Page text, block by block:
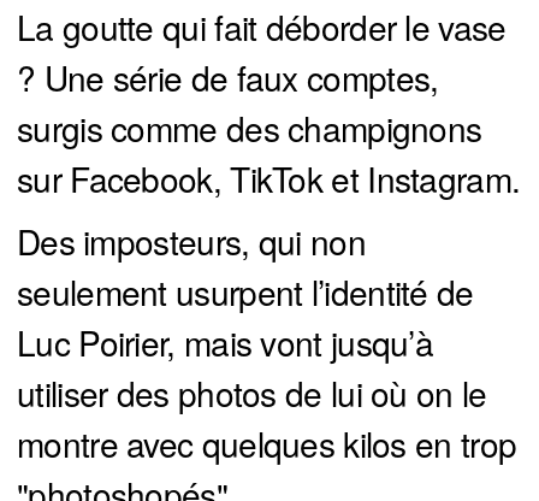
La goutte qui fait déborder le vase
? Une série de faux comptes,
surgis comme des champignons
sur Facebook, TikTok et Instagram.
Des imposteurs, qui non
seulement usurpent l’identité de
Luc Poirier, mais vont jusqu’à
utiliser des photos de lui où on le
montre avec quelques kilos en trop